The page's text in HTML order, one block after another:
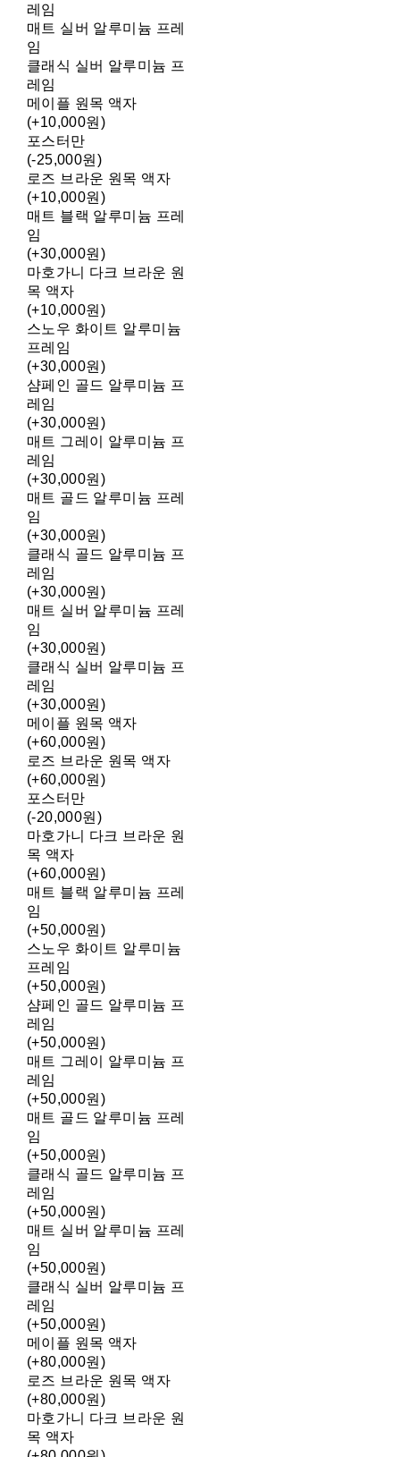
레임
매트 실버 알루미늄 프레
임
클래식 실버 알루미늄 프
레임
메이플 원목 액자
(+10,000원)
포스터만
(-25,000원)
로즈 브라운 원목 액자
(+10,000원)
매트 블랙 알루미늄 프레
임
(+30,000원)
마호가니 다크 브라운 원
목 액자
(+10,000원)
스노우 화이트 알루미늄
프레임
(+30,000원)
샴페인 골드 알루미늄 프
레임
(+30,000원)
매트 그레이 알루미늄 프
레임
(+30,000원)
매트 골드 알루미늄 프레
임
(+30,000원)
클래식 골드 알루미늄 프
레임
(+30,000원)
매트 실버 알루미늄 프레
임
(+30,000원)
클래식 실버 알루미늄 프
레임
(+30,000원)
메이플 원목 액자
(+60,000원)
로즈 브라운 원목 액자
(+60,000원)
포스터만
(-20,000원)
마호가니 다크 브라운 원
목 액자
(+60,000원)
매트 블랙 알루미늄 프레
임
(+50,000원)
스노우 화이트 알루미늄
프레임
(+50,000원)
샴페인 골드 알루미늄 프
레임
(+50,000원)
매트 그레이 알루미늄 프
레임
(+50,000원)
매트 골드 알루미늄 프레
임
(+50,000원)
클래식 골드 알루미늄 프
레임
(+50,000원)
매트 실버 알루미늄 프레
임
(+50,000원)
클래식 실버 알루미늄 프
레임
(+50,000원)
메이플 원목 액자
(+80,000원)
로즈 브라운 원목 액자
(+80,000원)
마호가니 다크 브라운 원
목 액자